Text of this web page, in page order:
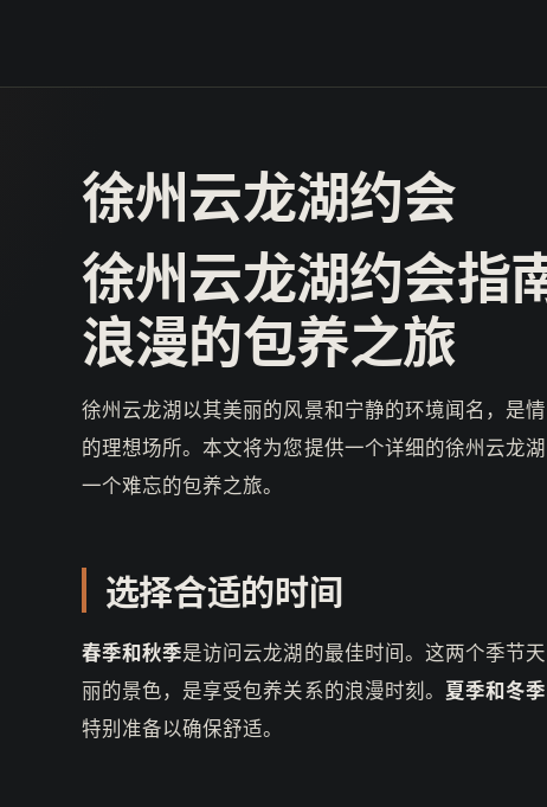
徐州云龙湖约会
徐州云龙湖约会指
浪漫的包养之旅
徐州云龙湖以其美丽的风景和宁静的环境闻名，是
的理想场所。本文将为您提供一个详细的徐州云龙
一个难忘的包养之旅。
选择合适的时间
春季和秋季是访问云龙湖的最佳时间。这两个季节
丽的景色，是享受包养关系的浪漫时刻。夏季和冬季
特别准备以确保舒适。